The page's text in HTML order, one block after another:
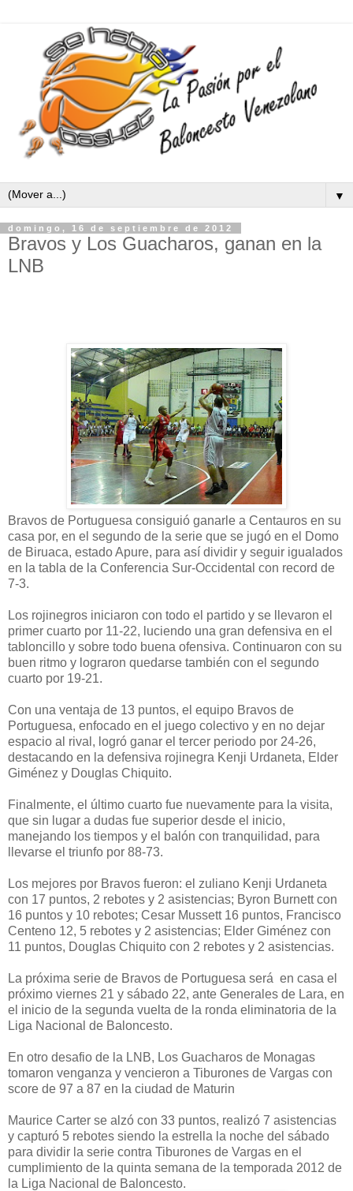
▼
domingo, 16 de septiembre de 2012
Bravos y Los Guacharos, ganan en la
LNB
Bravos de Portuguesa consiguió ganarle a Centauros en su
casa por, en el segundo de la serie que se jugó en el Domo
de Biruaca, estado Apure, para así dividir y seguir igualados
en la tabla de la Conferencia Sur-Occidental con record de
7-3.
Los rojinegros iniciaron con todo el partido y se llevaron el
primer cuarto por 11-22, luciendo una gran defensiva en el
tabloncillo y sobre todo buena ofensiva. Continuaron con su
buen ritmo y lograron quedarse también con el segundo
cuarto por 19-21.
Con una ventaja de 13 puntos, el equipo Bravos de
Portuguesa, enfocado en el juego colectivo y en no dejar
espacio al rival, logró ganar el tercer periodo por 24-26,
destacando en la defensiva rojinegra Kenji Urdaneta, Elder
Giménez y Douglas Chiquito.
Finalmente, el último cuarto fue nuevamente para la visita,
que sin lugar a dudas fue superior desde el inicio,
manejando los tiempos y el balón con tranquilidad, para
llevarse el triunfo por 88-73.
Los mejores por Bravos fueron: el zuliano Kenji Urdaneta
con 17 puntos, 2 rebotes y 2 asistencias; Byron Burnett con
16 puntos y 10 rebotes; Cesar Mussett 16 puntos, Francisco
Centeno 12, 5 rebotes y 2 asistencias; Elder Giménez con
11 puntos, Douglas Chiquito con 2 rebotes y 2 asistencias.
La próxima serie de Bravos de Portuguesa será en casa el
próximo viernes 21 y sábado 22, ante Generales de Lara, en
el inicio de la segunda vuelta de la ronda eliminatoria de la
Liga Nacional de Baloncesto.
En otro desafio de la LNB, Los Guacharos de Monagas
tomaron venganza y vencieron a Tiburones de Vargas con
score de 97 a 87 en la ciudad de Maturin
Maurice Carter se alzó con 33 puntos, realizó 7 asistencias
y capturó 5 rebotes siendo la estrella la noche del sábado
para dividir la serie contra Tiburones de Vargas en el
cumplimiento de la quinta semana de la temporada 2012 de
la Liga Nacional de Baloncesto.